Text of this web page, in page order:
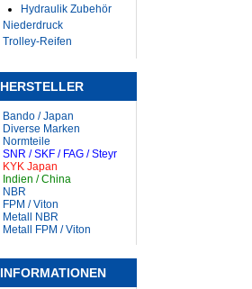
Hydraulik Zubehör
Niederdruck
Trolley-Reifen
HERSTELLER
Bando / Japan
Diverse Marken
Normteile
SNR / SKF / FAG / Steyr
KYK Japan
Indien / China
NBR
FPM / Viton
Metall NBR
Metall FPM / Viton
INFORMATIONEN